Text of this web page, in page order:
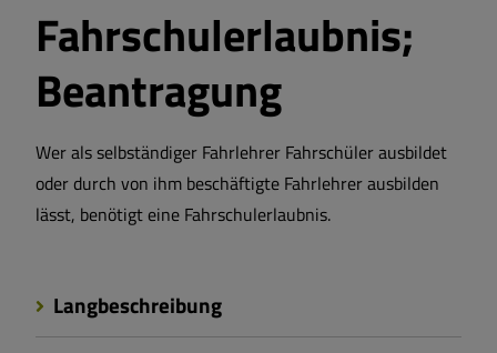
Fahrschulerlaubnis;
Beantragung
Wer als selbständiger Fahrlehrer Fahrschüler ausbildet
oder durch von ihm beschäftigte Fahrlehrer ausbilden
lässt, benötigt eine Fahrschulerlaubnis.
Langbeschreibung